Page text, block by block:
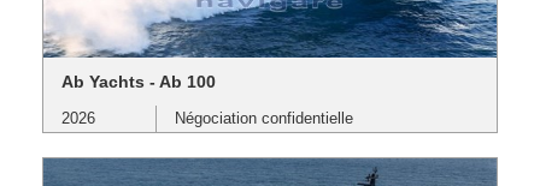
Ab Yachts - Ab 100
2026 Négociation confidentielle